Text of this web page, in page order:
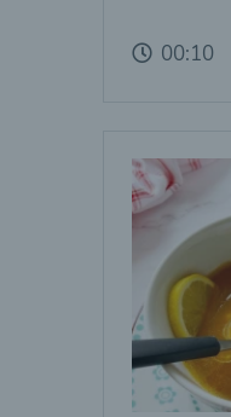
00:10